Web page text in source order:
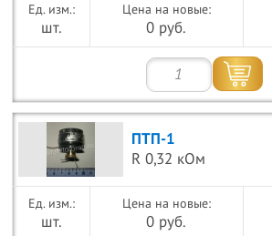
шт.
Цена на новые:
0 руб.
ПТП-1
R 0,32 кОм
шт.
Цена на новые:
0 руб.